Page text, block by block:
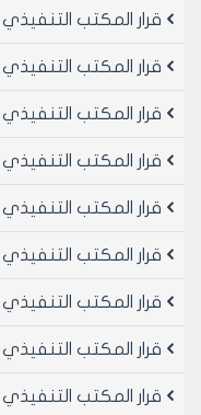
لمجلس مدينه حلب رقم 105 لعام
كتله محلات مجلس
ويبلغ من يلزم لتنفيذه
رئيس المكتب
قرار المكتب التنفيذي للمدينة
قرار المكتب التنفيذي
قرار المكتب التنفيذي للمدينة
قرار المكتب التنفيذي للمدينة
قرار المكتب التنفيذي للمدينة
قرار المكتب التنفيذي للمدينة
قرار المكتب التنفيذي للمدينة
قرار المكتب التنفيذي
قرار المكتب التنفيذي للمدينة